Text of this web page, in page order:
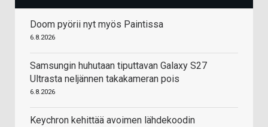
Doom pyörii nyt myös Paintissa
6.8.2026
Samsungin huhutaan tiputtavan Galaxy S27
Ultrasta neljännen takakameran pois
6.8.2026
Keychron kehittää avoimen lähdekoodin